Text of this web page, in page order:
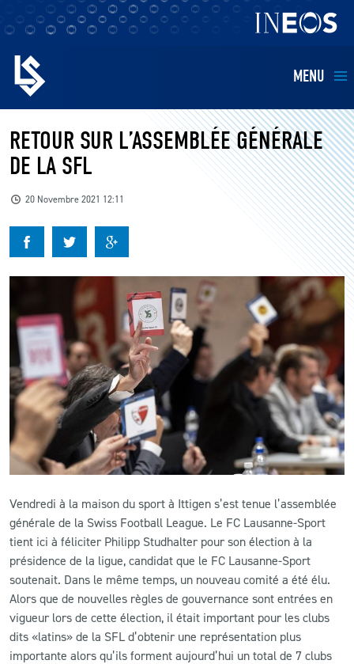
MENU
EQUIPES
BILLETTERIE
KIDS
RESTAURATION
CLUB
CONTACT
ACTUALITÉS
LS E-SHOP
L’APP DU LS
LS ACADEMY CAMPS
MATCH DES CELEBRITES
PRESSE ET MEDIAS
RETOUR SUR L’ASSEMBLÉE GÉNÉRALE
DE LA SFL
20 Novembre 2021 12:11
Vendredi à la maison du sport à Ittigen s’est tenue l’assemblée
générale de la Swiss Football League. Le FC Lausanne-Sport
tient ici à féliciter Philipp Studhalter pour son élection à la
présidence de la ligue, candidat que le FC Lausanne-Sport
soutenait. Dans le même temps, un nouveau comité a été élu.
Alors que de nouvelles règles de gouvernance sont entrées en
vigueur lors de cette élection, il était important pour les clubs
dits «latins» de la SFL d’obtenir une représentation plus
importante alors qu’ils forment aujourd’hui un total de 7 clubs